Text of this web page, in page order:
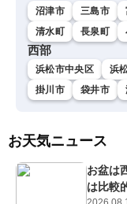
沼津市 三島市
清水町
長泉町
西部
浜松市中央区 浜
掛川市
袋井市
お天気ニュース
お盆は
は比較